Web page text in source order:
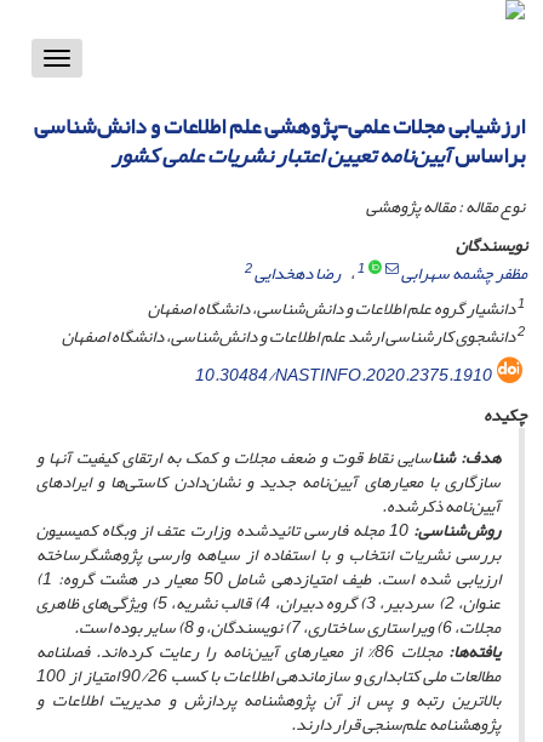
Toggle
ارزشیابی مجلات علمی-پژوهشی علم اطلاعات و دانش‌شناسی
براساسآیین‌نامه تعیین اعتبار نشریات علمی کشور
نوع مقاله : مقاله پژوهشی
نویسندگان
مظفر چشمه سهرابی
1 رضا دهخدایی2
1دانشیار گروه علم اطلاعات و دانش‌شناسی، دانشگاه اصفهان
2دانشجوی کارشناسی ارشد علم اطلاعات و دانش‌شناسی، دانشگاه اصفهان
10.30484/NASTINFO.2020.2375.1910
چکیده
هدف: شناسایی نقاط قوت و ضعف مجلات و کمک به‌ ارتقای کیفیت آنها و
سازگاری با معیارهای آیین‌نامه جدید و نشان‌دادن کاستی‌ها و ایرادهای
آیین‌نامه ذکرشده.
روش‌شناسی: 10 مجله فارسی‌ تائیدشده وزارت عتف از وبگاه کمیسیون
بررسی نشریات انتخاب و با استفاده از سیاهه‌ وارسی پژوهشگرساخته
ارزیابی شده است. طیف امتیازدهی شامل 50 معیار در هشت گروه: 1)
عنوان، 2) سردبیر، 3) گروه دبیران، 4) قالب نشریه، 5) ویژگی‌های ظاهری
مجلات، 6) ویراستاری ساختاری، 7) نویسندگان، و 8) سایر بوده است.
یافته‌ها:مجلات 86% از معیارهای آیین‌نامه را رعایت کرده‌اند. فصلنامه
مطالعات ملی کتابداری و سازماندهی اطلاعات با کسب 90/26 امتیاز از 100
بالاترین رتبه و پس از آنپژوهشنامه پردازش و مدیریت اطلاعات و
پژوهشنامه علم‌سنجیقرار دارند.